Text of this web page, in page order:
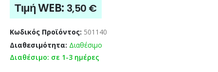
Τιμή WEB: 3,50 €
Κωδικός Προϊόντος: 501140
Διαθεσιμότητα: Διαθέσιμο
Διαθέσιμο: σε 1-3 ημέρες